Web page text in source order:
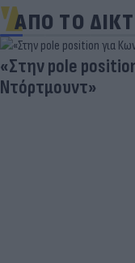
ΑΠΟ ΤΟ
«Στην pole
Ντόρτμουντ»